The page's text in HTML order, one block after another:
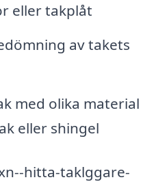
eller takplåt
av takets
med olika material
eller shingel
hitta-taklggare-